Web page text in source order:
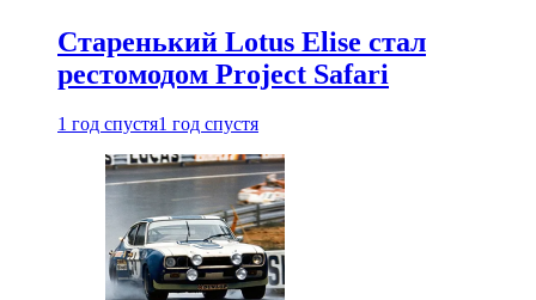
Старенький Lotus Elise стал
рестомодом Project Safari
1 год спустя1 год спустя